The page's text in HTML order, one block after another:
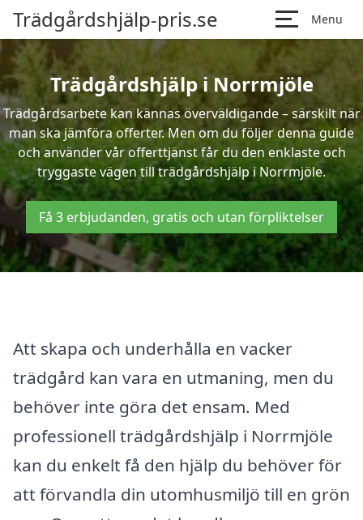
Trädgårdshjälp-pris.se Menu
Trädgårdshjälp i Norrmjöle
Trädgårdsarbete kan kännas överväldigande – särskilt när
man ska jämföra offerter. Men om du följer denna guide
och använder vår offerttjänst får du den enklaste och
tryggaste vägen till trädgårdshjälp i Norrmjöle.
Få 3 erbjudanden, gratis och utan förpliktelser
Att skapa och underhålla en vacker
trädgård kan vara en utmaning, men du
behöver inte göra det ensam. Med
professionell trädgårdshjälp i Norrmjöle
kan du enkelt få den hjälp du behöver för
att förvandla din utomhusmiljö till en grön